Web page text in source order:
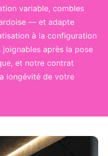
variable, combles
— et adapte
à la configuration
après la pose
et notre contrat
longévité de votre